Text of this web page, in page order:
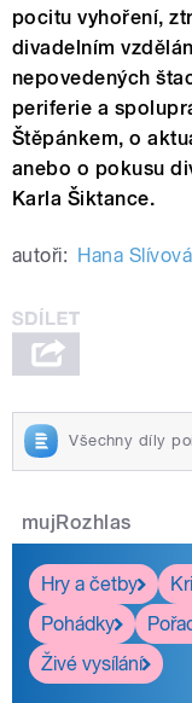
pocitu vyhoření,
divadelním
nepovedených
periferie a
Štěpánkem, o
anebo o pokusu
Karla Šiktance.
autoři: Hana Slívová
Všechny díly
mujRozhlas
Hry a četby
Pohádky
Živé vysílání